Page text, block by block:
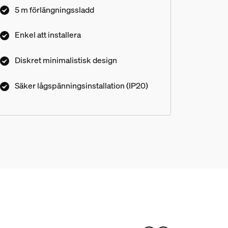
och du behöver oroa dig för avstånd mellan
LED-listen och strömuttaget. Förlängningen
5 m förlängningssladd
Enkel att installera
Diskret minimalistisk design
Säker lågspänningsinstallation (IP20)